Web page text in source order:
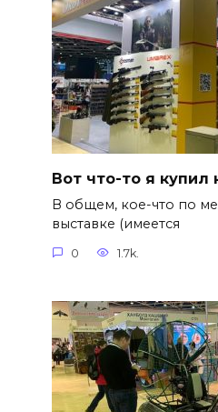
Вот что-то я купил
В общем, кое-что по
выставке (имеется
0 1.7k.